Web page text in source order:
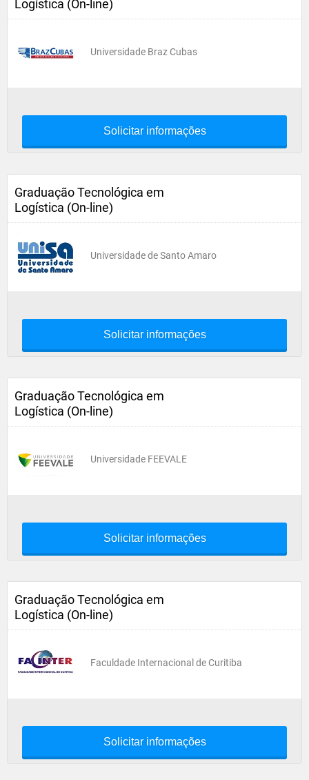
Logística (On-line)
Universidade Braz Cubas
Solicitar informações
Graduação Tecnológica em
Logística (On-line)
Universidade de Santo Amaro
Solicitar informações
Graduação Tecnológica em
Logística (On-line)
Universidade FEEVALE
Solicitar informações
Graduação Tecnológica em
Logística (On-line)
Faculdade Internacional de Curitiba
Solicitar informações